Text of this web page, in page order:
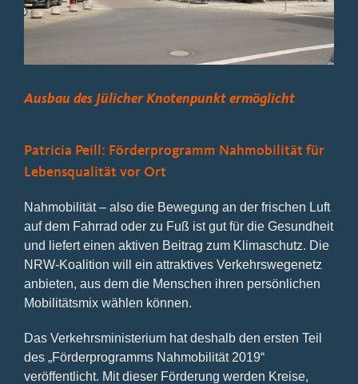
Ausbau des Jülicher Knotenpunkt ermöglicht
Patricia Peill: Förderprogramm Nahmobilität für
Lebensqualität vor Ort
Nahmobilität – also die Bewegung an der frischen Luft
auf dem Fahrrad oder zu Fuß ist gut für die Gesundheit
und liefert einen aktiven Beitrag zum Klimaschutz. Die
NRW-Koalition will ein attraktives Verkehrswegenetz
anbieten, aus dem die Menschen ihren persönlichen
Mobilitätsmix wählen können.
Das Verkehrsministerium hat deshalb den ersten Teil
des „Förderprogramms Nahmobilität 2019“
veröffentlicht. Mit dieser Förderung werden Kreise,